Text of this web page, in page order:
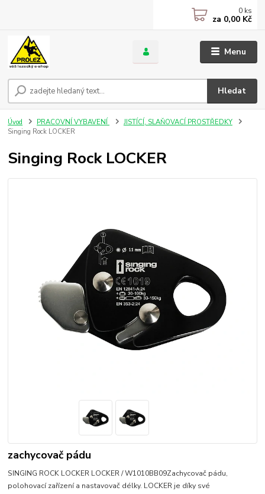
Menu
Hledat
0 ks
za 0,00 Kč
Úvod PRACOVNÍ VYBAVENÍ
JISTÍCÍ, SLAŇOVACÍ PROSTŘEDKY
Singing Rock LOCKER
Singing Rock LOCKER
zachycovač pádu
SINGING ROCK LOCKER LOCKER / W1010BB09Zachycovač pádu,
polohovací zařízení a nastavovač délky. LOCKER je díky své